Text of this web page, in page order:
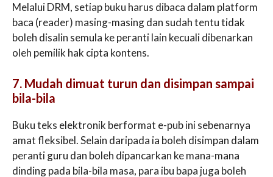
Melalui DRM, setiap buku harus dibaca dalam platform
baca (reader) masing-masing dan sudah tentu tidak
boleh disalin semula ke peranti lain kecuali dibenarkan
oleh pemilik hak cipta kontens.
7. Mudah dimuat turun dan disimpan sampai
bila-bila
Buku teks elektronik berformat e-pub ini sebenarnya
amat fleksibel. Selain daripada ia boleh disimpan dalam
peranti guru dan boleh dipancarkan ke mana-mana
dinding pada bila-bila masa, para ibu bapa juga boleh